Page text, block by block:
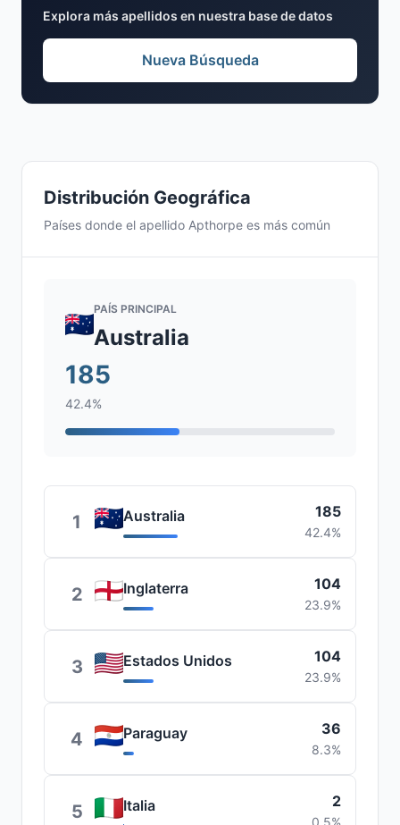
Distribución Geográfica
Países donde el apellido Apthorpe es más común
PAÍS PRINCIPAL
Australia
185
42.4%
1 Australia 185
42.4%
2 Inglaterra 104
23.9%
3 Estados Unidos 104
23.9%
4 Paraguay 36
8.3%
5 Italia 2
0.5%
Explora más apellidos en nuestra base de datos
Nueva Búsqueda